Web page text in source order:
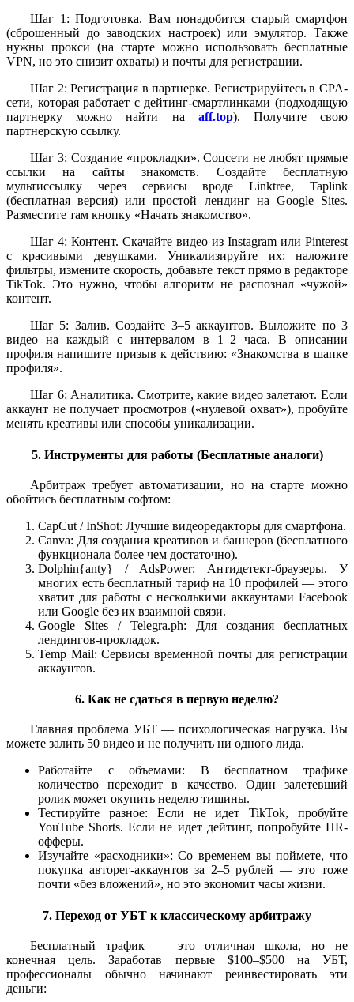
Шаг 1: Подготовка. Вам понадобится старый смартфон
(сброшенный до заводских настроек) или эмулятор. Также
нужны прокси (на старте можно использовать бесплатные
VPN, но это снизит охваты) и почты для регистрации.
Шаг 2: Регистрация в партнерке. Регистрируйтесь в CPA-
сети, которая работает с дейтинг-смартлинками (подходящую
партнерку можно найти на aff.top). Получите свою
партнерскую ссылку.
Шаг 3: Создание «прокладки». Соцсети не любят прямые
ссылки на сайты знакомств. Создайте бесплатную
мультиссылку через сервисы вроде Linktree, Taplink
(бесплатная версия) или простой лендинг на Google Sites.
Разместите там кнопку «Начать знакомство».
Шаг 4: Контент. Скачайте видео из Instagram или Pinterest
с красивыми девушками. Уникализируйте их: наложите
фильтры, измените скорость, добавьте текст прямо в редакторе
TikTok. Это нужно, чтобы алгоритм не распознал «чужой»
контент.
Шаг 5: Залив. Создайте 3–5 аккаунтов. Выложите по 3
видео на каждый с интервалом в 1–2 часа. В описании
профиля напишите призыв к действию: «Знакомства в шапке
профиля».
Шаг 6: Аналитика. Смотрите, какие видео залетают. Если
аккаунт не получает просмотров («нулевой охват»), пробуйте
менять креативы или способы уникализации.
5. Инструменты для работы (Бесплатные аналоги)
Арбитраж требует автоматизации, но на старте можно
обойтись бесплатным софтом:
CapCut / InShot: Лучшие видеоредакторы для смартфона.
Canva: Для создания креативов и баннеров (бесплатного
функционала более чем достаточно).
Dolphin{anty} / AdsPower: Антидетект-браузеры. У
многих есть бесплатный тариф на 10 профилей — этого
хватит для работы с несколькими аккаунтами Facebook
или Google без их взаимной связи.
Google Sites / Telegra.ph: Для создания бесплатных
лендингов-прокладок.
Temp Mail: Сервисы временной почты для регистрации
аккаунтов.
6. Как не сдаться в первую неделю?
Главная проблема УБТ — психологическая нагрузка. Вы
можете залить 50 видео и не получить ни одного лида.
Работайте с объемами: В бесплатном трафике
количество переходит в качество. Один залетевший
ролик может окупить неделю тишины.
Тестируйте разное: Если не идет TikTok, пробуйте
YouTube Shorts. Если не идет дейтинг, попробуйте HR-
офферы.
Изучайте «расходники»: Со временем вы поймете, что
покупка авторег-аккаунтов за 2–5 рублей — это тоже
почти «без вложений», но это экономит часы жизни.
7. Переход от УБТ к классическому арбитражу
Бесплатный трафик — это отличная школа, но не
конечная цель. Заработав первые $100–$500 на УБТ,
профессионалы обычно начинают реинвестировать эти
деньги: